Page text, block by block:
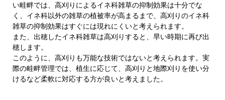
い畦畔では、高刈りによるイネ科雑草の抑制効果は十分でな
く、イネ科以外の雑草の植被率が高まるまで、高刈りのイネ科
雑草の抑制効果はすぐには現れにくいと考えられます。
また、出穂したイネ科雑草は高刈りすると、早い時期に再び出
穂します。
このように、高刈りも万能な技術ではないと考えられます。実
際の畦畔管理では、植生に応じて、高刈りと地際刈りを使い分
けるなど柔軟に対応する方が良いと考えました。